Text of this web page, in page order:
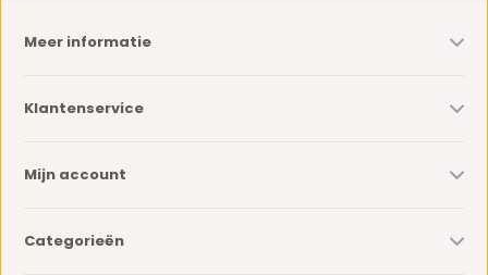
Meer informatie
Klantenservice
Mijn account
Categorieën